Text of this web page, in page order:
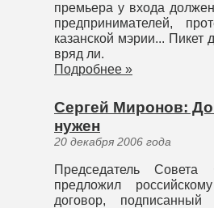
премьера у входа
предпринимателей,
казанской мэрии... Пикет
вряд ли.
Подробнее »
Сергей Миронов:
нужен
20 декабря 2006 года
Председатель
предложил
договор,